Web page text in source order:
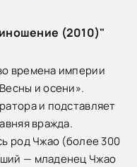
(2010)"
времена империи
и осени».
и подставляет
вражда.
род Чжао (более 300
— младенец Чжао